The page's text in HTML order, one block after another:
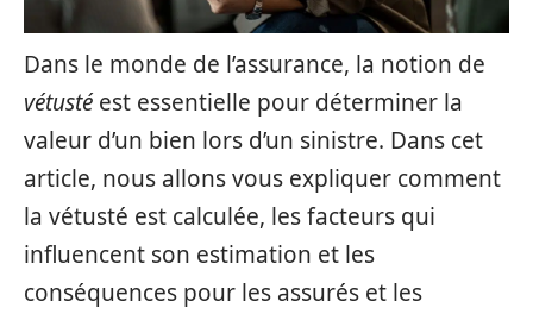
Dans le monde de l’assurance, la notion de
vétusté est essentielle pour déterminer la
valeur d’un bien lors d’un sinistre. Dans cet
article, nous allons vous expliquer comment
la vétusté est calculée, les facteurs qui
influencent son estimation et les
conséquences pour les assurés et les